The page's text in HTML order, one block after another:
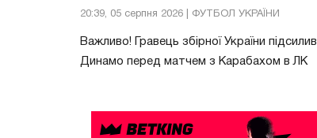
20:39, 05 серпня 2026 | ФУТБОЛ УКРАЇНИ
Важливо! Гравець збірної України підсилив
Динамо перед матчем з Карабахом в ЛК